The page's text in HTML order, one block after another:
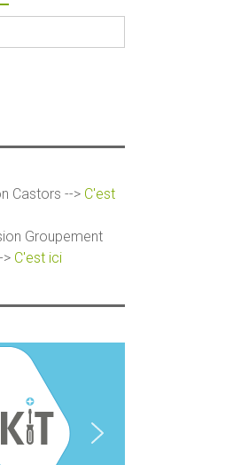
Castors --> C'est
Groupement
> C'est ici